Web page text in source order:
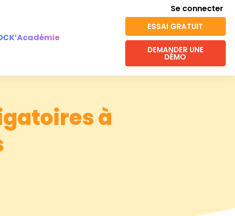
Se connecter
ESSAI GRATUIT
DEMANDER UNE
DÉMO
à